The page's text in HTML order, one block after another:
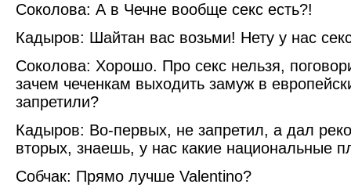
Соколова: А в Чечне вообще секс есть?!
Кадыров: Шайтан вас возьми! Нету у нас
Соколова: Хорошо. Про секс нельзя,
зачем чеченкам выходить замуж в
запретили?
Кадыров: Во-первых, не запретил, а дал
вторых, знаешь, у нас какие национальные
Собчак: Прямо лучше Valentino?